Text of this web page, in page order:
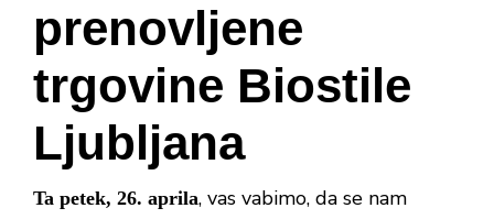
prenovljene
trgovine Biostile
Ljubljana
Ta petek, 26. aprila, vas vabimo, da se nam